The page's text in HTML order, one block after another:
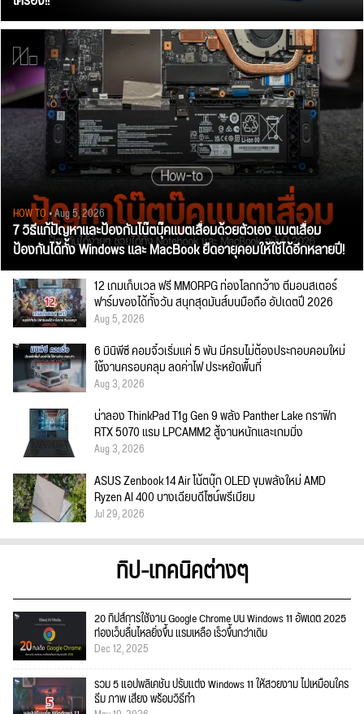
HOW TO• Aug 5, 2026
7 วิธีแก้ปัญหาและป้องกันโน๊ตบุ๊คแบตเสื่อมด้วยตัวเอง แบตเสื่อม
ป้องกันได้ทั้ง Windows และ MacBook ยืดอายุคอมให้ใช้ได้อีกหลายปี!
12 เกมเก็บเวล ฟรี MMORPG ท่องโลกกว้าง ตีมอนสเตอร์
ฟาร์มของได้ทั้งวัน สนุกสุดมันส์บนมือถือ อัปเดตปี 2026
Aug 5, 2026
6 มินิพีซี คอมจิ๋วเริ่มแค่ 5 พัน มีครบไม่ต้องประกอบคอมใหม่
ใช้งานครอบคลุม ลดค่าไฟ ประหยัดพื้นที่
Aug 3, 2026
น่าลอง ThinkPad T1g Gen 9 พลัง Panther Lake กราฟิก
RTX 5070 แรม LPCAMM2 สู้งานหนักและเกมมิ่ง
Aug 3, 2026
ASUS Zenbook 14 Air โน้ตบุ๊ก OLED ขุมพลังใหม่ AMD
Ryzen AI 400 บางเฉียบดีไซน์พรีเมียม
Jul 29, 2026
ทิป-เทคนิคต่างๆ
20 ทิปส์การใช้งาน Google Chrome บน Windows 11 อัพเดต 2025
ท่องเว็บลื่นไหลยิ่งขึ้น แรมเหลือ เร็วขึ้นกว่าเดิม
Dec 12, 2025
รวม 5 แอปพลิเคชัน ปรับแต่ง Windows 11 ให้สวยงาม ไม่เหมือนใคร
ธีม ภาพ เสียง พร้อมวิธีทำ